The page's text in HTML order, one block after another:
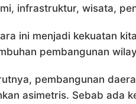
infrastruktur, wisata,
ini menjadi kekuatan
pembangunan
pembangunan
asimetris. Sebab ada